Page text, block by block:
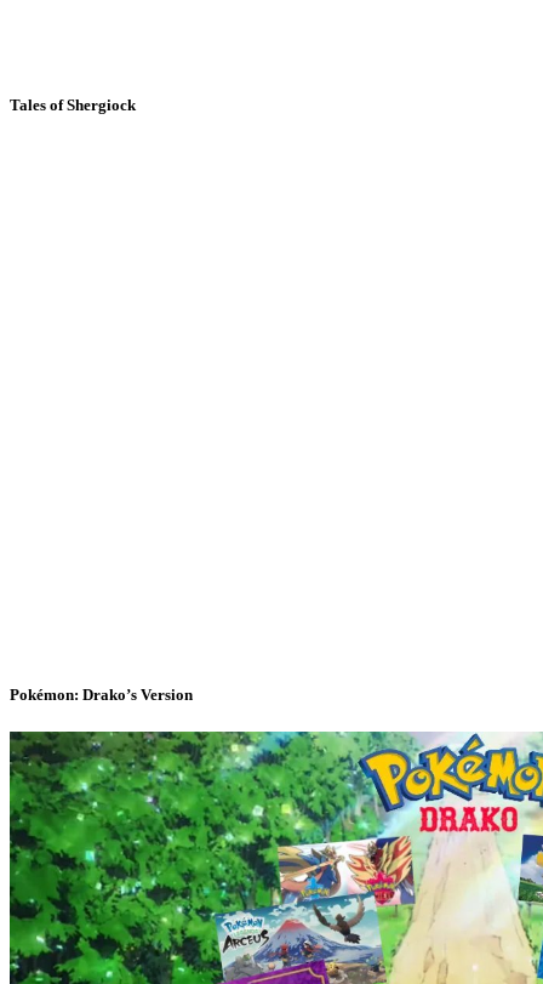
Tales of Shergiock
Pokémon: Drako’s Version